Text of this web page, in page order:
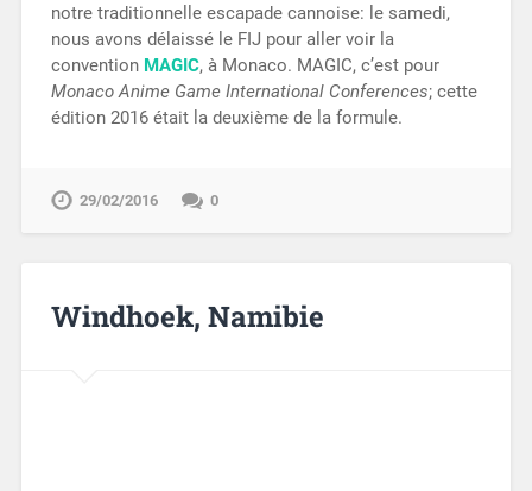
notre traditionnelle escapade cannoise: le samedi,
nous avons délaissé le FIJ pour aller voir la
convention MAGIC, à Monaco. MAGIC, c’est pour
Monaco Anime Game International Conferences; cette
édition 2016 était la deuxième de la formule.
29/02/2016 0
Windhoek, Namibie